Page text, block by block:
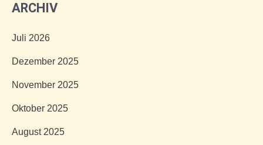
ARCHIV
Juli 2026
Dezember 2025
November 2025
Oktober 2025
August 2025